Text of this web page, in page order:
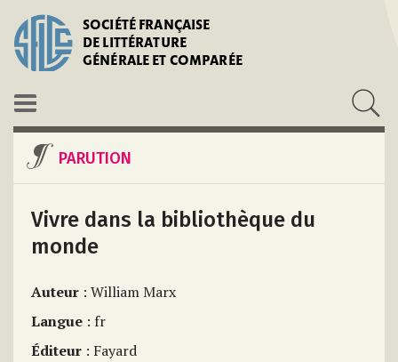
SOCIÉTÉ FRANÇAISE
DE LITTÉRATURE
GÉNÉRALE ET COMPARÉE
PARUTION
Vivre dans la bibliothèque du
monde
Auteur : William Marx
Langue : fr
Éditeur : Fayard